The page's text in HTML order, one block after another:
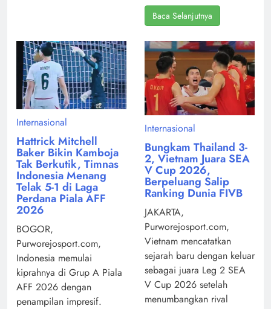
Baca Selanjutnya
Internasional
Hattrick Mitchell
Baker Bikin Kamboja
Tak Berkutik, Timnas
Indonesia Menang
Telak 5-1 di Laga
Perdana Piala AFF
2026
BOGOR,
Purworejosport.com,
Indonesia memulai
kiprahnya di Grup A Piala
AFF 2026 dengan
penampilan impresif.
Internasional
Bungkam Thailand 3-
2, Vietnam Juara SEA
V Cup 2026,
Berpeluang Salip
Ranking Dunia FIVB
JAKARTA,
Purworejosport.com,
Vietnam mencatatkan
sejarah baru dengan keluar
sebagai juara Leg 2 SEA
V Cup 2026 setelah
menumbangkan rival